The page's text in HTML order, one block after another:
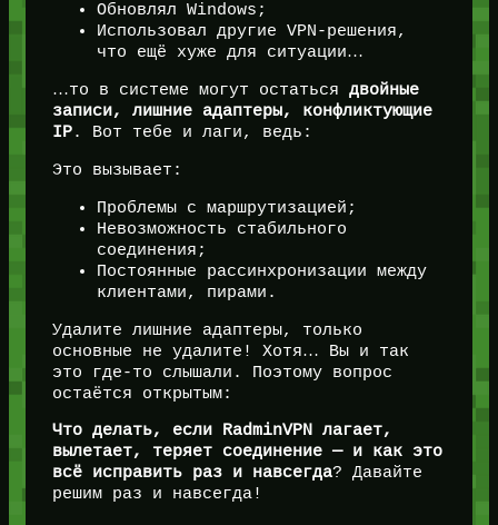
Обновлял Windows;
Использовал другие VPN-решения,
что ещё хуже для ситуации…
…то в системе могут остаться двойные
записи, лишние адаптеры, конфликтующие
IP. Вот тебе и лаги, ведь:
Это вызывает:
Проблемы с маршрутизацией;
Невозможность стабильного
соединения;
Постоянные рассинхронизации между
клиентами, пирами.
Удалите лишние адаптеры, только
основные не удалите! Хотя… Вы и так
это где-то слышали. Поэтому вопрос
остаётся открытым:
Что делать, если RadminVPN лагает,
вылетает, теряет соединение — и как это
всё исправить раз и навсегда? Давайте
решим раз и навсегда!